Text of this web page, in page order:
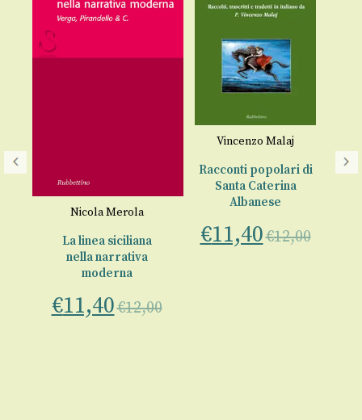
Nicola Merola
La linea siciliana
nella narrativa
moderna
€11,40€12,00
Vincenzo Malaj
Racconti popolari di
Santa Caterina
Albanese
€11,40€12,00